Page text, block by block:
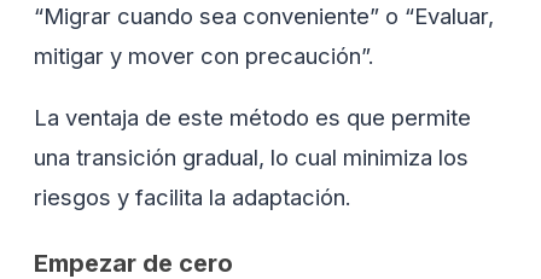
“Migrar cuando sea conveniente” o “Evaluar,
mitigar y mover con precaución”.
La ventaja de este método es que permite
una transición gradual, lo cual minimiza los
riesgos y facilita la adaptación.
Empezar de cero